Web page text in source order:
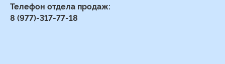
Телефон отдела продаж:
8 (977)-317-77-18